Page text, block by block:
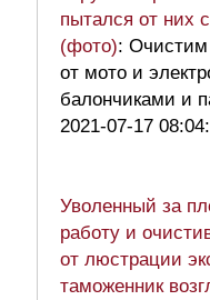
пытался от них
(фото): Очистим
от мото и
балончиками и
2021-07-17
Уволенный за
работу и
от люстрации
таможенник